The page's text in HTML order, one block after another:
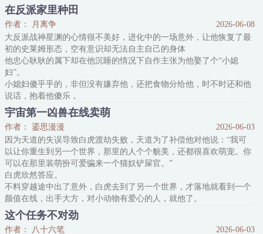
我不能动弹。
……
我……怀孕了。
数道无机质的冷漠声音贴近了我的耳边，一遍遍不厌其烦地诉说着我
的使命——
繁衍。
不断地繁衍。
腹部被挤压着，脖颈也在被嗅闻。
我在富丽堂皇的宫殿，坐在至高无上的王座，却仿佛一无所有的囚
徒。
孕晚期了。
我摸了摸肚子，决定从祂们为我筑建的爱巢中——
逃出去。
在反派家里种田
作者： 月离争
2026-06-08
大反派战神星渊的心情很不美好，进化中的一场意外，让他恢复了最
初的史莱姆形态，空有意识却无法自主自己的身体
他忠心耿耿的属下却在他沉睡的情况下自作主张为他娶了个“小媳
妇”。
小媳妇傻乎乎的，非但没有嫌弃他，还把食物分给他，时不时还和他
说话，抱着他傻乐，
就是嗜好奇怪了点，一会儿把他当床睡，一会儿把他当凳子坐。
拜托，战神也是要面子的好不好！
好不容易，战神终于完全苏醒，却发现自己的帝国在媳妇手下居然发
生了翻天覆地的变化。
住手！那是我的强力迫击炮，不是农田灌溉用具！
那是我的战宠，不是耕地牛！
宇宙第一凶兽在线卖萌
作者： 鎏思漫漫
2026-06-03
因为天道的失误导致白虎渡劫失败，天道为了补偿他对他说：“我可
以让你重生到另一个世界，那里的人个个貌美，还都很喜欢萌宠。你
可以在那里装萌扮可爱骗来一个猫奴铲屎官。”
白虎欣然答应。
不料穿越途中出了意外，白虎去到了另一个世界，才落地就看到一个
颜值在线，出手大方，对小动物有爱心的人，就他了。
猫仔一样大小的小白虎迈开小短腿，屁颠颠的走向预定铲屎官，非常
熟练的来个左脚绊右脚，一溜烟的滚到了那人面前，四脚朝天，露出
这个任务不对劲
作者： 八十六笔
2026-06-03